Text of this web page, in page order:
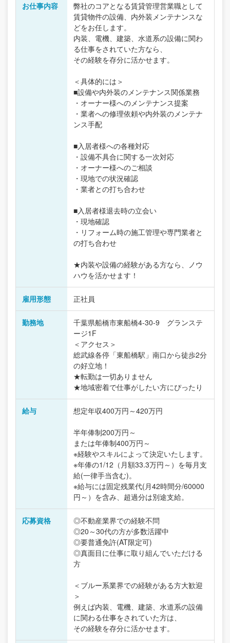
お仕事内容
弊社のコアとなる賃貸管理営業職として
賃貸物件の設備、内外装メンテナンスな
どをお任します。
内装、電機、建築、水道系の設備に関わ
る仕事をされていた方なら、
その経験を存分に活かせます。
＜具体的には＞
■設備や内外装のメンテナンス関係業務
・オーナー様へのメンテナンス提案
・業者への修理依頼や内外装のメンテナ
ンス手配
■入居者様への各種対応
・設備不具合に関する一次対応
・オーナー様へのご相談
・現地での状況確認
・業者との打ち合わせ
■入居者様退去時の立会い
・現地確認
・リフォーム時の施工管理や専門業者と
の打ち合わせ
★内装や設備の経験がある方なら、ノウ
ハウを活かせます！
雇用形態 正社員
勤務地
千葉県船橋市東船橋4-30-9 グランステ
ージ1F
＜アクセス＞
総武線各停「東船橋駅」南口から徒歩2分
の好立地！
★転勤は一切ありません
★地域密着で仕事がしたい方にぴったり
給与 想定年収400万円～420万円
半年俸制200万円～
または年俸制400万円～
※経験やスキルによって決定いたします。
※年俸の1/12（月額33.3万円～）を毎月支
給(一律手当含む)。
※給与には固定残業代(月42時間分/60000
円～）を含み、超過分は別途支給。
応募資格
◎不動産業界での経験不問
◎20～30代の方が多数活躍中
◎要普通免許(AT限定可)
◎真面目に仕事に取り組んでいただける
方
＜ブルー系業界での経験がある方大歓迎
＞
例えば内装、電機、建築、水道系の設備
に関わる仕事をされていた方は、
その経験を存分に活かせます。